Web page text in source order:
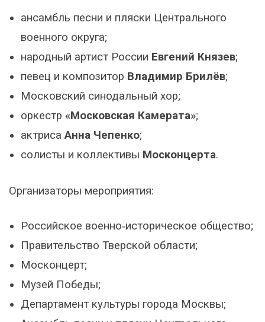
ансамбль песни и пляски Центрального
военного округа;
народный артист России Евгений Князев;
певец и композитор Владимир Брилёв;
Московский синодальный хор;
оркестр «Московская Камерата»;
актрисаАнна Чепенко;
солисты и коллективы Москонцерта.
Организаторы мероприятия:
Российское военно‑историческое общество;
Правительство Тверской области;
Москонцерт;
Музей Победы;
Департамент культуры города Москвы;